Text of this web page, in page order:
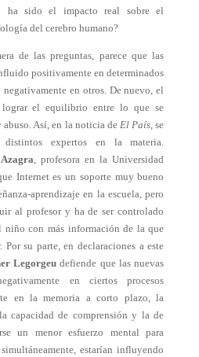
ha sido el impacto real sobre el
del cerebro humano?
de las preguntas, parece que las
positivamente en determinados
negativamente en otros. De nuevo, el
el equilibrio entre lo que se
abuso. Así, en la noticia de El País, se
expertos en la materia.
, profesora en la Universidad
Internet es un soporte muy bueno
aprendizaje en la escuela, pero
al profesor y ha de ser controlado
niño con más información de la que
Por su parte, en declaraciones a este
Legorgeu defiende que las nuevas
en ciertos procesos
en la memoria a corto plazo, la
capacidad de comprensión y la de
un menor esfuerzo mental para
estarían influyendo